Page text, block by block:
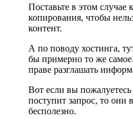
Поставьте в этом случае
копирования, чтобы
контент.
А по поводу хостинга,
бы примерно то же
праве разглашать
Вот если вы
поступит запрос, то они
бесполезно.